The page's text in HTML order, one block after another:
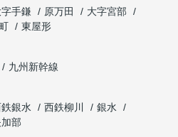
手鎌 原万田
大字宮部
東屋形
九州新幹線
銀水 西鉄柳川
銀水
部